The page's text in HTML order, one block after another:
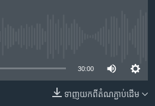
30:00
ទាញ​យក​ពី​តំណភ្ជាប់​ដើម